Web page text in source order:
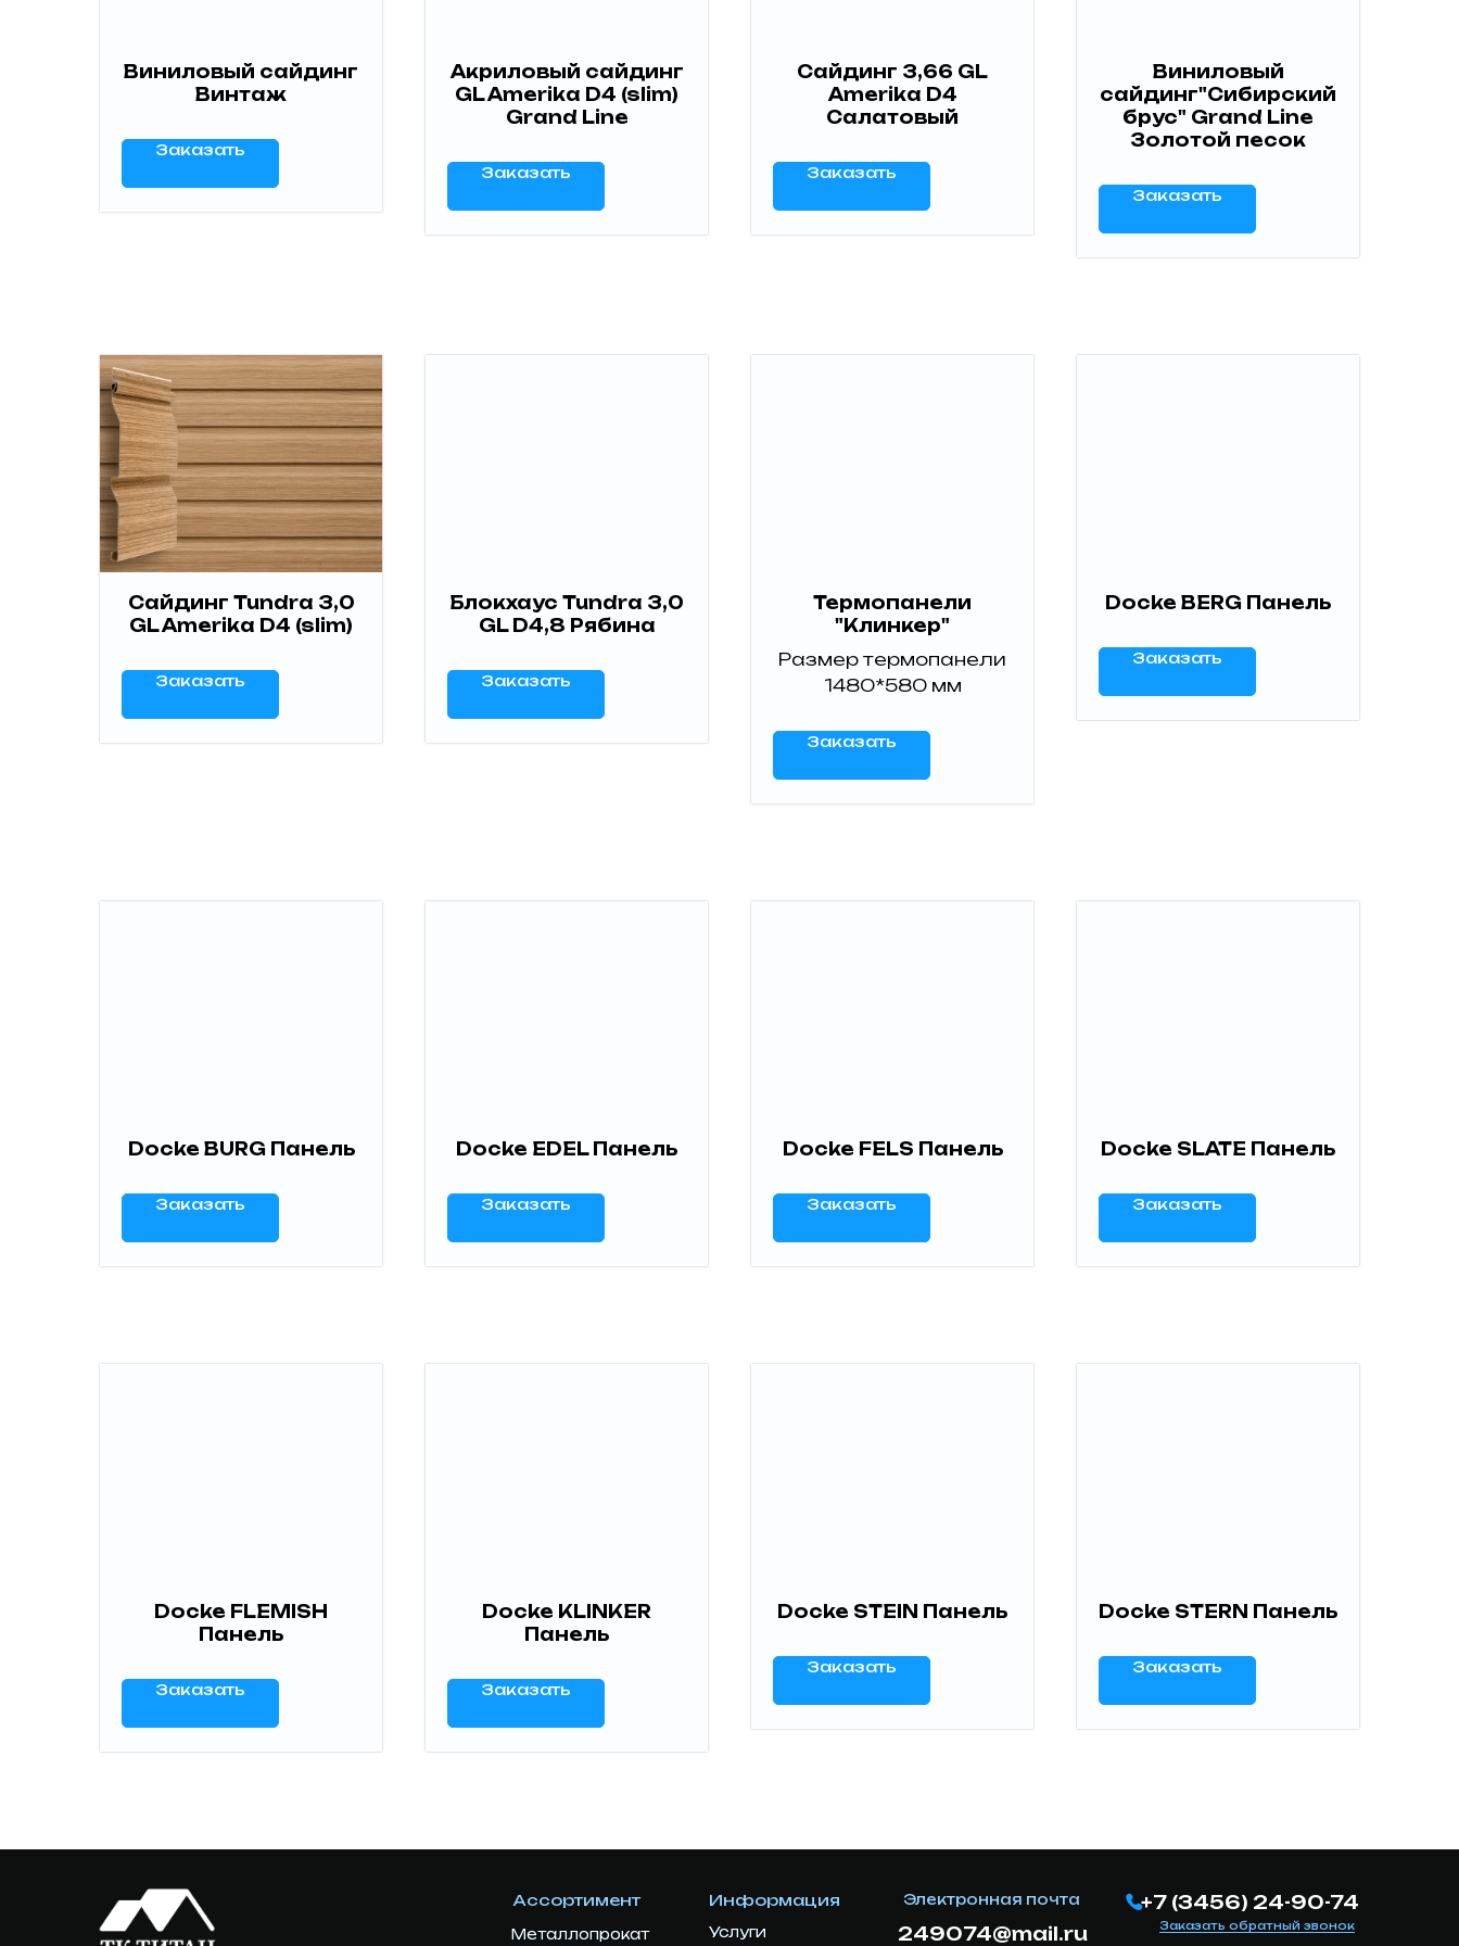
Виниловый сайдинг
Винтаж
Заказать
Акриловый сайдинг
GL Amerika D4 (slim)
Grand Line
Заказать
Сайдинг 3,66 GL
Amerika D4
Салатовый
Заказать
Виниловый
сайдинг"Сибирский
брус" Grand Line
Золотой песок
Заказать
Сайдинг Tundra 3,0
GL Amerika D4 (slim)
Заказать
Блокхаус Tundra 3,0
GL D4,8 Рябина
Заказать
Термопанели
"Клинкер"
Размер термопанели
1480*580 мм
Заказать
Docke BERG Панель
Заказать
Docke BURG Панель
Заказать
Docke EDEL Панель
Заказать
Docke FELS Панель
Заказать
Docke SLATE Панель
Заказать
Docke FLEMISH
Панель
Заказать
Docke KLINKER
Панель
Заказать
Docke STEIN Панель
Заказать
Docke STERN Панель
Заказать
249074@mail.ru
Ассортимент +7 (3456) 24-90-74
Заказать обратный звонок
Информация
Электронная почта
Металлопрокат
Металлопрокат Услуги
Услуги